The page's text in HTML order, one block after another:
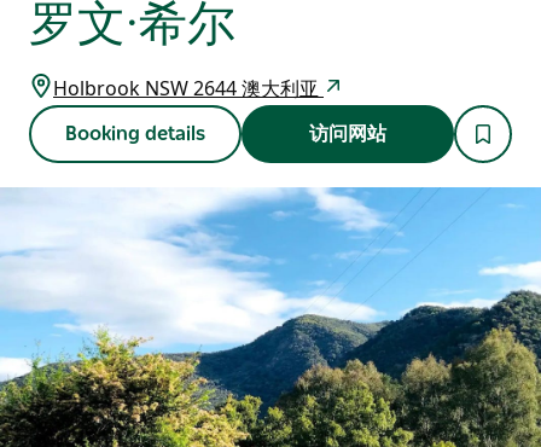
罗文·希尔
Holbrook NSW 2644 澳大利亚
Booking details 访问网站